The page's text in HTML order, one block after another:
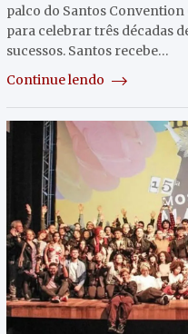
palco do Santos
para celebrar três décadas
sucessos. Santos recebe…
Continue lendo